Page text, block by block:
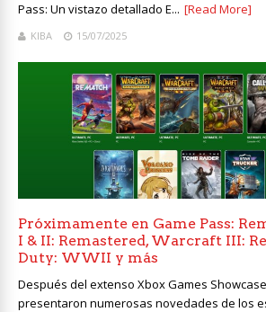
Pass: Un vistazo detallado E... [Read More]
KIBA 15/07/2025
Próximamente en Game Pass:
I & II: Remastered, Warcraft III:
Duty: WWII y más
Después del extenso Xbox Games
presentaron numerosas novedades de los